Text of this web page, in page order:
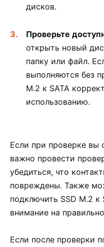
дисков.
Проверьте
открыть новый
папку или файл.
выполняются без
M.2 к SATA
использованию.
Если при проверке
важно провести
убедиться, что
повреждены. Также
подключить SSD M.2 к
внимание на
Если после проверки